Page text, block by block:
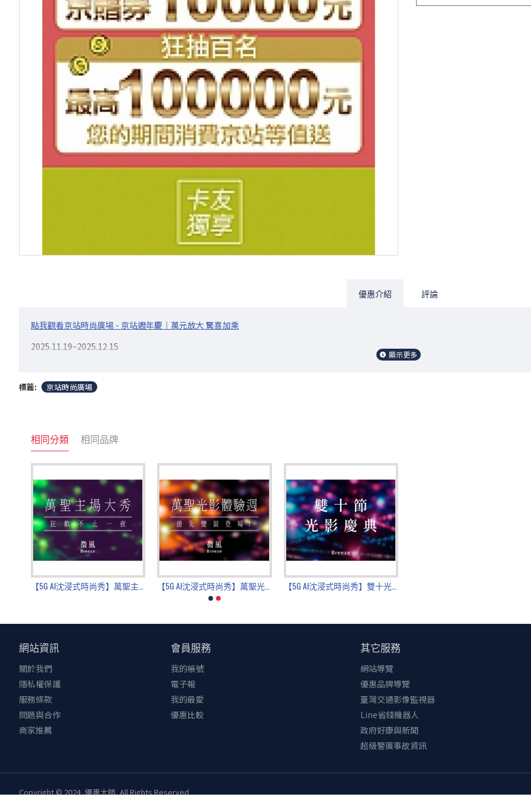
優惠介紹 評論
點我觀看京站時尚廣場 - 京站週年慶｜萬元放大 驚喜加乘
2025.11.19~2025.12.15
(1)請於APP自行兌換電子抽獎憑證，2025/12/15(一)前皆可兌換；Qonline兌券詳見京站i購物平台公告。
(2)本次獎項將於2025/12/23(二)於公證人見證下公開抽獎，訂於2025/12/30(二)公布於京站官網，不另通知，中獎者須於2026/1/13(二)21:30前持本人Q卡、
(3)獎項之贈券使用期限至2026/2/28(六)，逾期視同自動放棄，均不得要求折現、更換其他等值商品或轉讓。
【共同條款】
(1)以上活動台北店、小碧潭店發票皆可參加，但消費金額不可跨店累積，消費發票限當日累積，恕不接受跨日累積，如有辦理退貨，該次消費抽獎資格視同無
(2)CHANEL/ZARA/海底撈/Mia C’bon超市/屈臣氏/指定櫃位/不開立京站發票之櫃位；購買京站商品禮券/提貨券或持商品禮券及贈券消費之發票金額，恕不得
(3)所有獎項兌換及使用說明詳見券面告示，本頁面商品圖文僅供參考。
(4)所有獎項依中華民國稅法規定，獎項價值超過新台幣兩萬元(含)以上，京站依法須代扣繳機會中獎稅額且於年度統一開立扣繳憑單，本國人士代扣繳稅率為
取獎項，逾期或兌獎文件未備齊或未完成前述領獎應辦事項者，視為自願放棄得獎權利，恕不受理候補、延期兌換或由他人代領。
更多優惠活動 立即看週年慶DM
標籤: 京站時尚廣場
相同分類 相同品牌
【5G AI沈浸式時尚秀】萬聖主場大秀｜狂歡不止一夜 【5G AI沈浸式時尚秀】萬聖光影體驗週｜搶先變裝登場！ 【5G AI沈浸式時尚秀】雙十光影慶典｜限時兩日
網站資訊
關於我們
隱私權保護
服務條款
問題與合作
商家推薦
會員服務
我的帳號
電子報
我的最愛
優惠比較
其它服務
網站導覽
優惠品牌導覽
臺灣交通影像監視器
Line省錢機器人
政府好康與新聞
超級警廣事故資訊
Copyright © 2024 ,優惠大師, All Rights Reserved